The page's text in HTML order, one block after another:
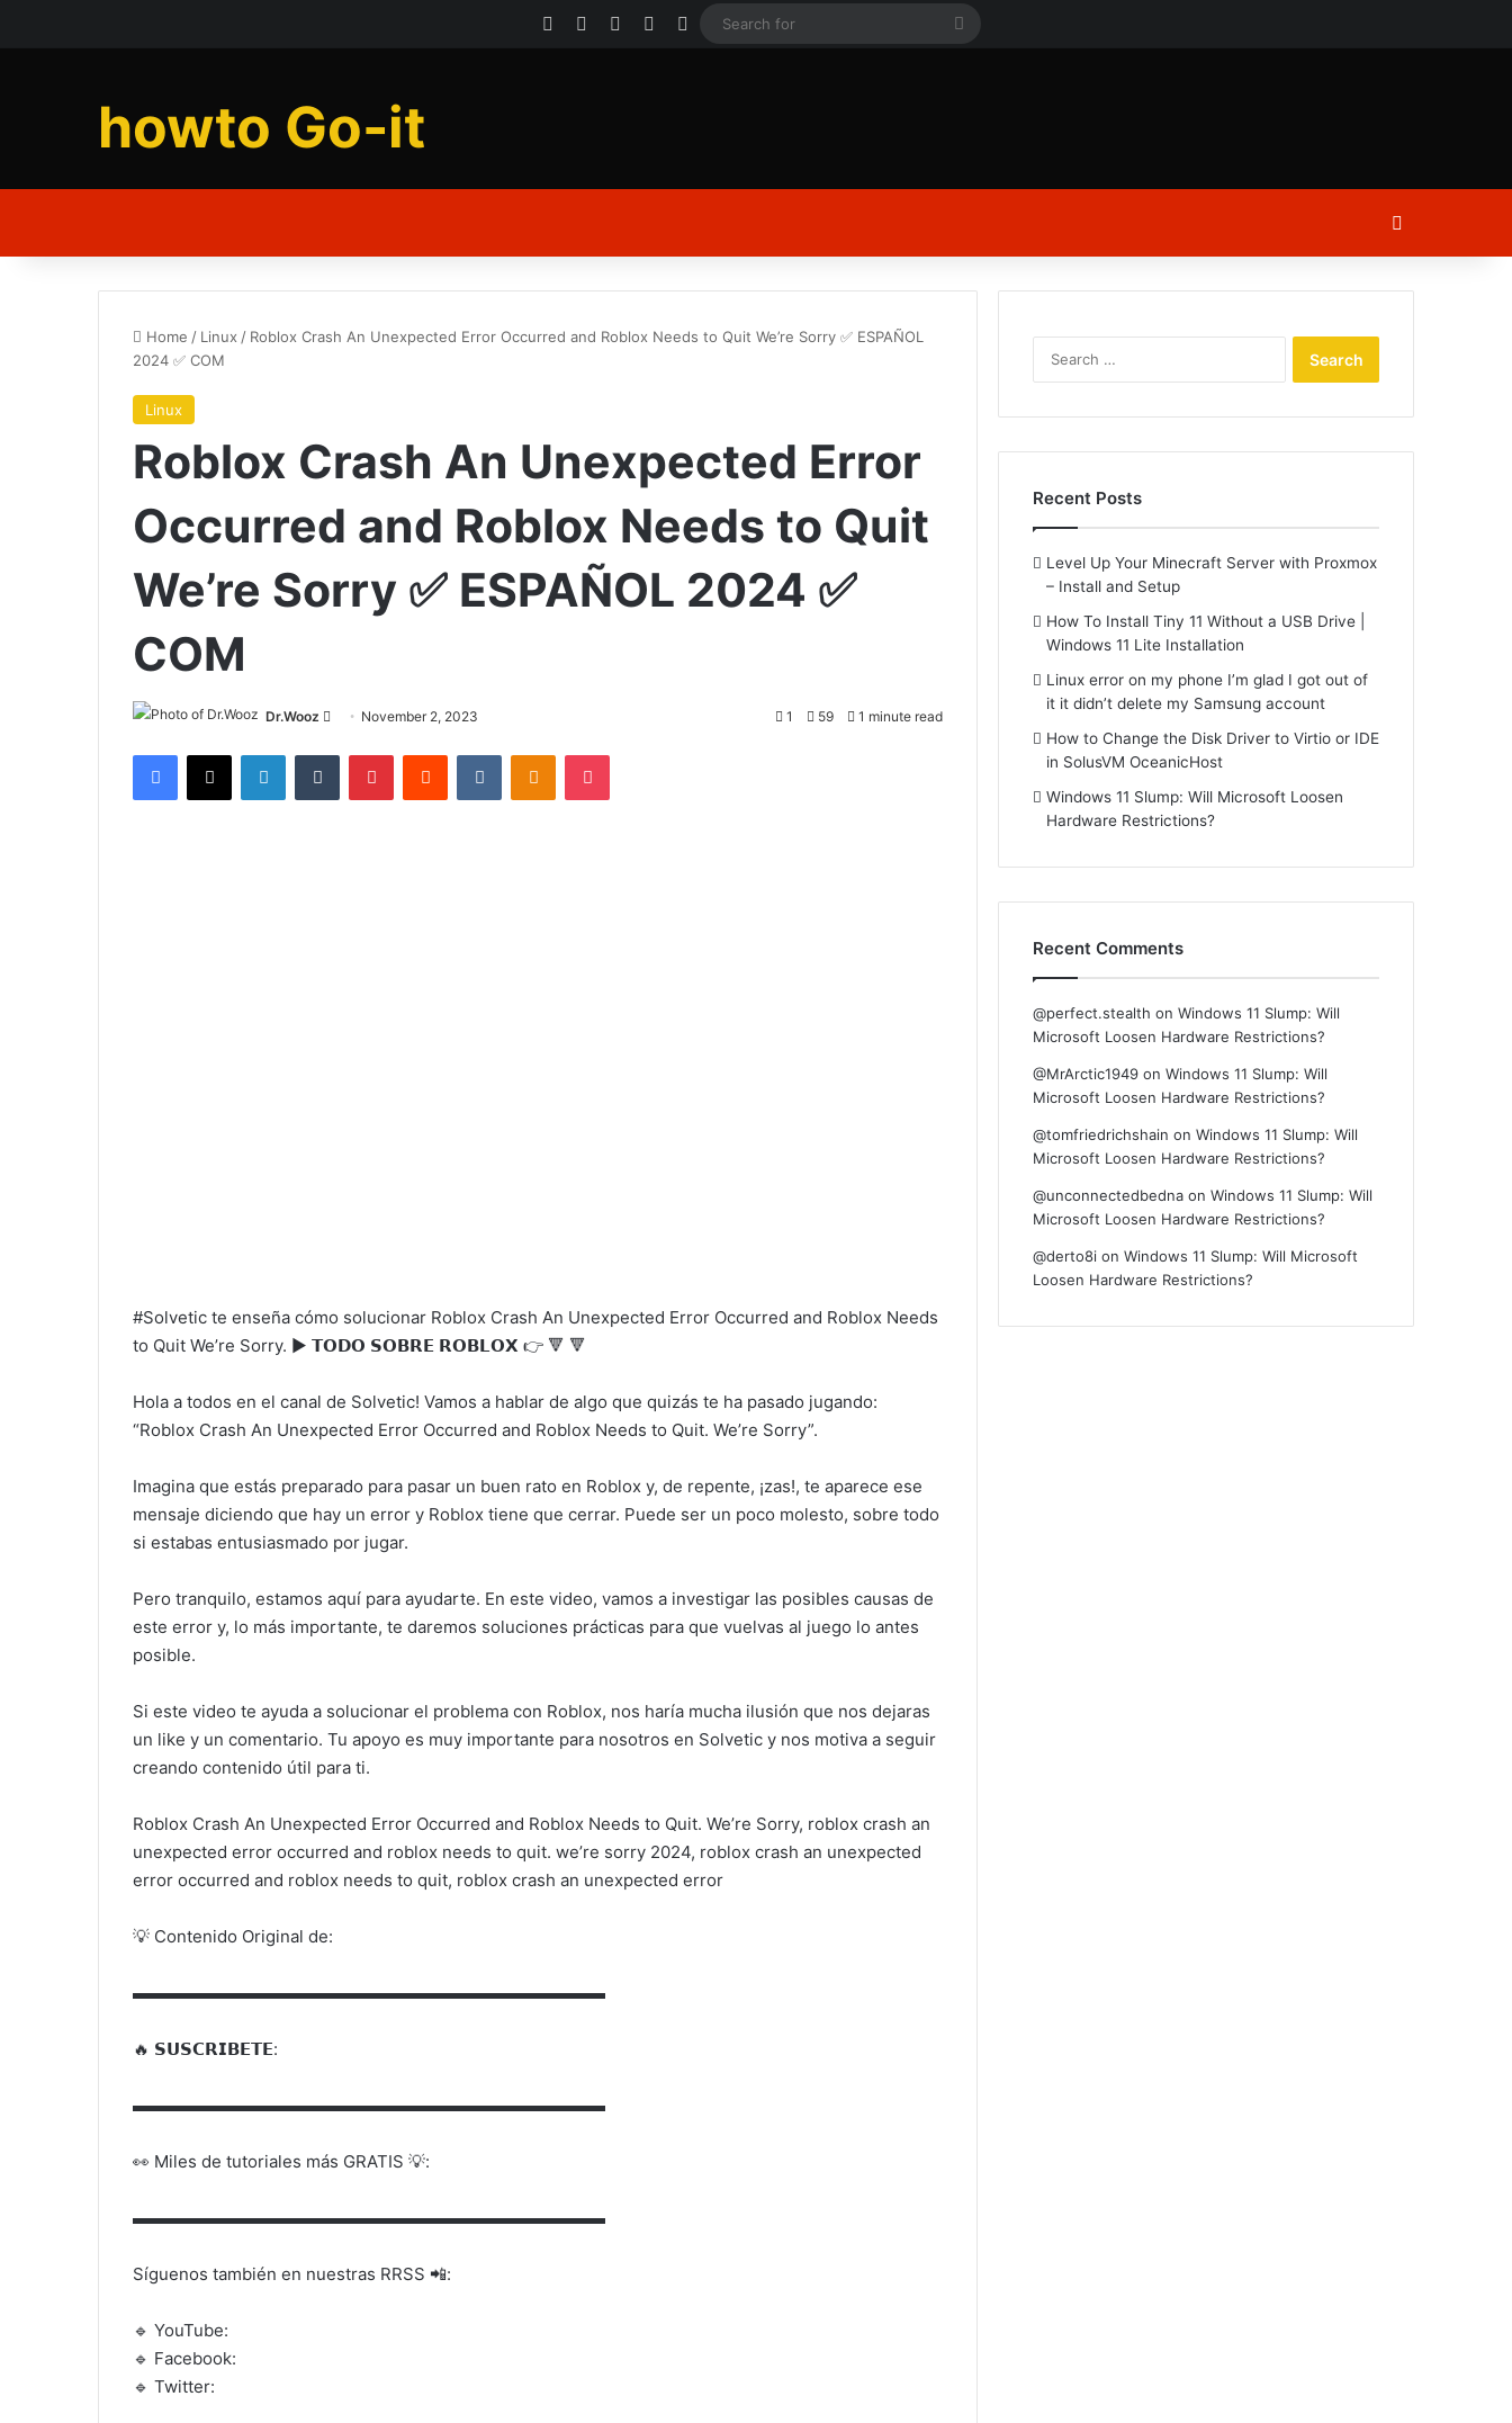
Facebook YouTubeInstagram
Log In
Search
howto Go-it
Home / Linux / Roblox Crash An Unexpected Error Occurred and Roblox Needs to Quit We’re Sorry ✅ ESPAÑOL
2024 ✅ COM
Linux
Roblox Crash An Unexpected Error
Occurred and Roblox Needs to Quit
We’re Sorry ✅ ESPAÑOL 2024 ✅
COM
Dr.Wooz
Send November 2, 2023 1 59 1 minute read
Facebook
X LinkedInTumblr PinterestReddit VKontakteOdnoklassniki
Pocket
#Solvetic te enseña cómo solucionar Roblox Crash An Unexpected Error Occurred and Roblox Needs
to Quit We’re Sorry. ▶️ 𝗧𝗢𝗗𝗢 𝗦𝗢𝗕𝗥𝗘 𝗥𝗢𝗕𝗟𝗢𝗫 👉 🔻 🔻
Hola a todos en el canal de Solvetic! Vamos a hablar de algo que quizás te ha pasado jugando:
“Roblox Crash An Unexpected Error Occurred and Roblox Needs to Quit. We’re Sorry”.
Imagina que estás preparado para pasar un buen rato en Roblox y, de repente, ¡zas!, te aparece ese
mensaje diciendo que hay un error y Roblox tiene que cerrar. Puede ser un poco molesto, sobre todo
si estabas entusiasmado por jugar.
Pero tranquilo, estamos aquí para ayudarte. En este video, vamos a investigar las posibles causas de
este error y, lo más importante, te daremos soluciones prácticas para que vuelvas al juego lo antes
posible.
Si este video te ayuda a solucionar el problema con Roblox, nos haría mucha ilusión que nos dejaras
un like y un comentario. Tu apoyo es muy importante para nosotros en Solvetic y nos motiva a seguir
creando contenido útil para ti.
Roblox Crash An Unexpected Error Occurred and Roblox Needs to Quit. We’re Sorry, roblox crash an
unexpected error occurred and roblox needs to quit. we’re sorry 2024, roblox crash an unexpected
error occurred and roblox needs to quit, roblox crash an unexpected error
💡 Contenido Original de:
▬▬▬▬▬▬▬▬▬▬▬▬▬▬▬▬▬▬▬▬▬▬▬▬▬▬▬▬
🔥 𝗦𝗨𝗦𝗖𝗥𝗜𝗕𝗘𝗧𝗘:
▬▬▬▬▬▬▬▬▬▬▬▬▬▬▬▬▬▬▬▬▬▬▬▬▬▬▬▬
👀 Miles de tutoriales más GRATIS 💡:
▬▬▬▬▬▬▬▬▬▬▬▬▬▬▬▬▬▬▬▬▬▬▬▬▬▬▬▬
Síguenos también en nuestras RRSS 📲:
🔹 YouTube:
🔹 Facebook:
🔹 Twitter:
Recent Posts
Level Up Your Minecraft Server with Proxmox
– Install and Setup
How To Install Tiny 11 Without a USB Drive |
Windows 11 Lite Installation
Linux error on my phone I’m glad I got out of
it it didn’t delete my Samsung account
How to Change the Disk Driver to Virtio or IDE
in SolusVM OceanicHost
Windows 11 Slump: Will Microsoft Loosen
Hardware Restrictions?
Recent Comments
@perfect.stealth onWindows 11 Slump: Will
Microsoft Loosen Hardware Restrictions?
@MrArctic1949 onWindows 11 Slump: Will
Microsoft Loosen Hardware Restrictions?
@tomfriedrichshain onWindows 11 Slump: Will
Microsoft Loosen Hardware Restrictions?
@unconnectedbedna onWindows 11 Slump: Will
Microsoft Loosen Hardware Restrictions?
@derto8i onWindows 11 Slump: Will Microsoft
Loosen Hardware Restrictions?